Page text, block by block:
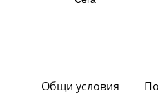
Общи условия